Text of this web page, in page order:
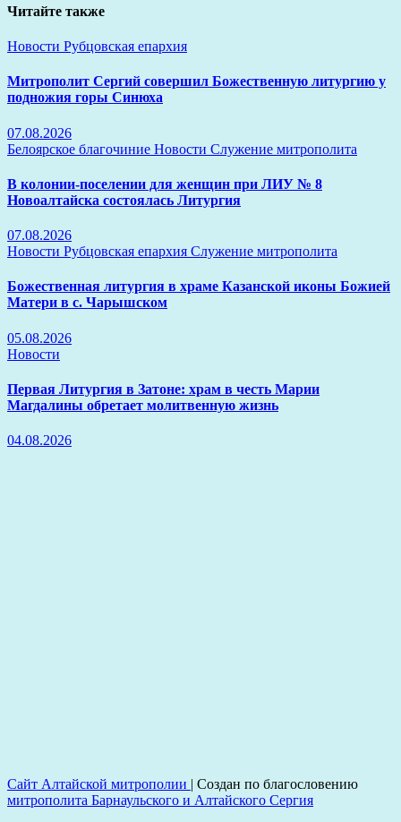
Читайте также
Новости Рубцовская епархия
Митрополит Сергий совершил Божественную литургию у
подножия горы Синюха
07.08.2026
Белоярское благочиние Новости Служение митрополита
В колонии-поселении для женщин при ЛИУ № 8
Новоалтайска состоялась Литургия
07.08.2026
Новости Рубцовская епархия Служение митрополита
Божественная литургия в храме Казанской иконы Божией
Матери в с. Чарышском
05.08.2026
Новости
Первая Литургия в Затоне: храм в честь Марии
Магдалины обретает молитвенную жизнь
04.08.2026
Сайт Алтайской митрополии | Создан по благословению
митрополита Барнаульского и Алтайского Сергия